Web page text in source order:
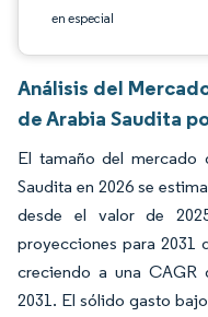
en especial
Análisis del
de Arabia Saudita
El tamaño del mercado
Saudita en 2026 se
desde el valor de
proyecciones para 2031
creciendo a una CAGR
2031. El sólido gasto